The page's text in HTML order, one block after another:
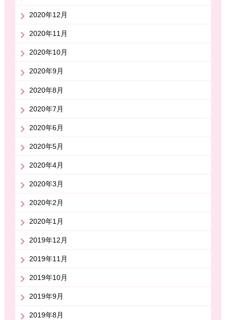
2020年12月
2020年11月
2020年10月
2020年9月
2020年8月
2020年7月
2020年6月
2020年5月
2020年4月
2020年3月
2020年2月
2020年1月
2019年12月
2019年11月
2019年10月
2019年9月
2019年8月